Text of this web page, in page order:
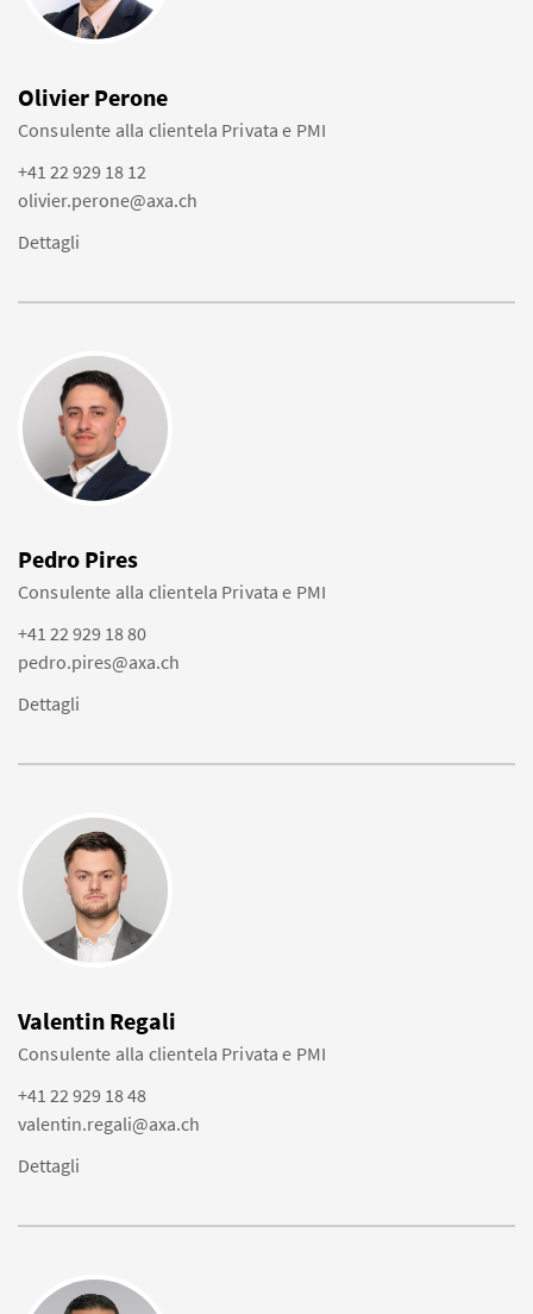
Olivier Perone
Consulente alla clientela Privata e PMI
+41 22 929 18 12
olivier.perone@axa.ch
Dettagli
Pedro Pires
Consulente alla clientela Privata e PMI
+41 22 929 18 80
pedro.pires@axa.ch
Dettagli
Valentin Regali
Consulente alla clientela Privata e PMI
+41 22 929 18 48
valentin.regali@axa.ch
Dettagli